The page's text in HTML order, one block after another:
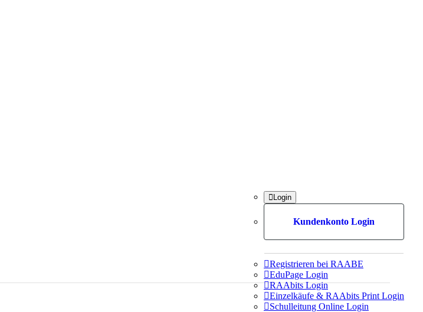
Login
Kundenkonto Login
Registrieren bei RAABE
EduPage Login
RAAbits Login
Einzelkäufe & RAAbits Print Login
Schulleitung Online Login